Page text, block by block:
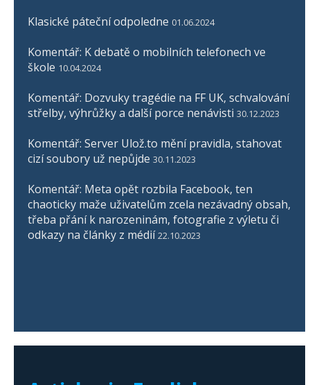
Klasické páteční odpoledne 01.06.2024
Komentář: K debatě o mobilních telefonech ve
škole 10.04.2024
Komentář: Dozvuky tragédie na FF UK, schvalování
střelby, výhrůžky a další porce nenávisti 30.12.2023
Komentář: Server Ulož.to mění pravidla, stahovat
cizí soubory už nepůjde 30.11.2023
Komentář: Meta opět rozbila Facebook, ten
chaoticky maže uživatelům zcela nezávadný obsah,
třeba přání k narozeninám, fotografie z výletu či
odkazy na články z médií 22.10.2023